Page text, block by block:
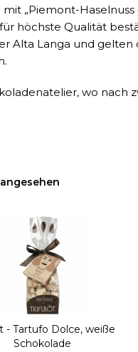
„Piemont-
höchste Qualität
Langa und gelten
wo
- Tartufo Dolce, weiße
Schokolade